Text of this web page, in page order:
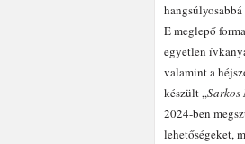
E meglepő
egyetlen
valamint a
készült „Sarkos
2024-ben
lehetőségeket,